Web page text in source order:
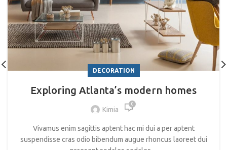
DECORATION
Exploring Atlanta’s modern homes
Kimia
0
Vivamus enim sagittis aptent hac mi dui a per aptent
suspendisse cras odio bibendum augue rhoncus laoreet dui